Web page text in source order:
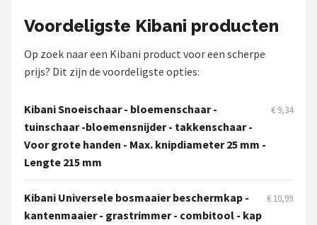
Voordeligste Kibani producten
Op zoek naar een Kibani product voor een scherpe
prijs? Dit zijn de voordeligste opties:
Kibani Snoeischaar - bloemenschaar -
tuinschaar -bloemensnijder - takkenschaar -
Voor grote handen - Max. knipdiameter 25 mm -
Lengte 215 mm
€ 9,34
Kibani Universele bosmaaier beschermkap -
kantenmaaier - grastrimmer - combitool - kap
€ 10,99